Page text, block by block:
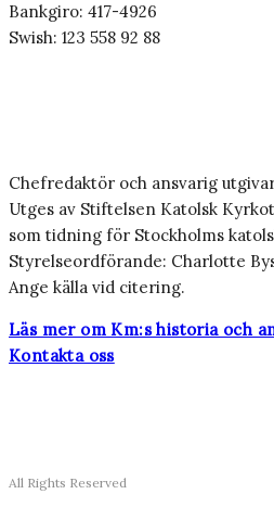
Bankgiro: 417-4926
Swish: 123 558 92 88
Chefredaktör och ansvarig
Utges av Stiftelsen Katolsk
som tidning för Stockholms
Styrelseordförande: Charlotte
Ange källa vid citering.
Läs mer om Km:s historia och
Kontakta oss
All Rights Reserved